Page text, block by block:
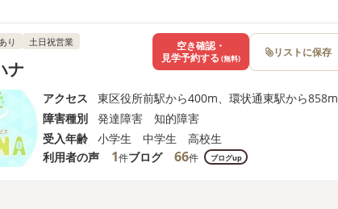
り 土日祝営業
ナ
アクセス
東区役所前駅から400m、環状通東駅から858m
障害種別
発達障害 知的障害
受入年齢
小学生 中学生 高校生
利用者の声
1件ブログ 66件 ブログup
空き確認・
見学予約する (無料) リストに保存